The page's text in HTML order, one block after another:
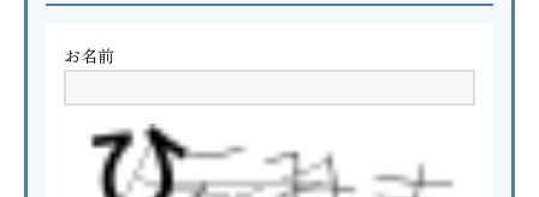
お名前